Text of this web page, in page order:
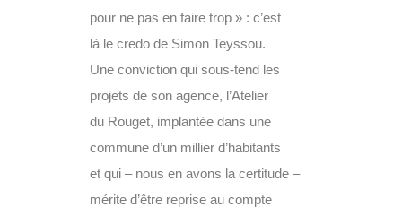
pour ne pas en faire trop » : c’est
là le credo de Simon Teyssou.
Une conviction qui sous-tend les
projets de son agence, l’Atelier
du Rouget, implantée dans une
commune d’un millier d’habitants
et qui – nous en avons la certitude –
mérite d’être reprise au compte